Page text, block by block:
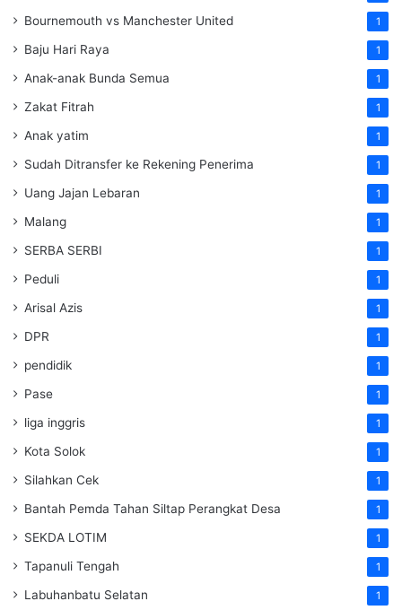
Bournemouth vs Manchester United 1
Baju Hari Raya 1
Anak-anak Bunda Semua 1
Zakat Fitrah 1
Anak yatim 1
Sudah Ditransfer ke Rekening Penerima 1
Uang Jajan Lebaran 1
Malang 1
SERBA SERBI 1
Peduli 1
Arisal Azis 1
DPR 1
pendidik 1
Pase 1
liga inggris 1
Kota Solok 1
Silahkan Cek 1
Bantah Pemda Tahan Siltap Perangkat Desa 1
SEKDA LOTIM 1
Tapanuli Tengah 1
Labuhanbatu Selatan 1